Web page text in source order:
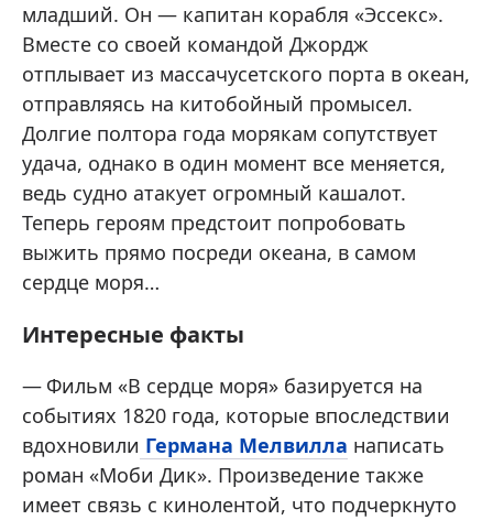
младший. Он — капитан корабля «Эссекс».
Вместе со своей командой Джордж
отплывает из массачусетского порта в океан,
отправляясь на китобойный промысел.
Долгие полтора года морякам сопутствует
удача, однако в один момент все меняется,
ведь судно атакует огромный кашалот.
Теперь героям предстоит попробовать
выжить прямо посреди океана, в самом
сердце моря…
Интересные факты
Фильм «В сердце моря» базируется на
событиях 1820 года, которые впоследствии
вдохновили Германа Мелвилла написать
роман «Моби Дик». Произведение также
имеет связь с кинолентой, что подчеркнуто